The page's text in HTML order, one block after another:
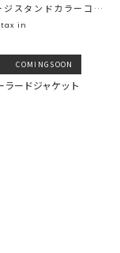
ウールジャージスタンドカラーコート
tax in
COMINGSOON